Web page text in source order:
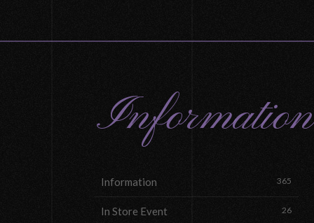
Information
Information 365
In Store Event 26